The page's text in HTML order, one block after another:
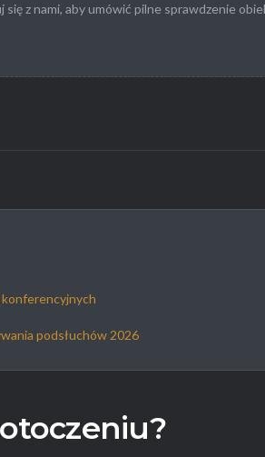
się z nami, aby umówić pilne sprawdzenie
podsłuchów 2026